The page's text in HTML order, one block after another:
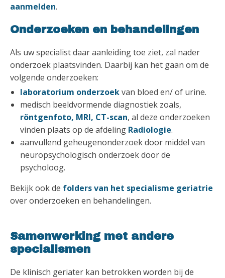
aanmelden.
Onderzoeken en behandelingen
Als uw specialist daar aanleiding toe ziet, zal nader
onderzoek plaatsvinden. Daarbij kan het gaan om de
volgende onderzoeken:
laboratorium onderzoekvan bloed en/ of urine.
medisch beeldvormende diagnostiek zoals,
röntgenfoto, MRI, CT-scan, al deze onderzoeken
vinden plaats op de afdeling Radiologie.
aanvullend geheugenonderzoek door middel van
neuropsychologisch onderzoek door de
psycholoog.
Bekijk ook de folders van het specialisme geriatrie
over onderzoeken en behandelingen.
Samenwerking met andere
specialismen
De klinisch geriater kan betrokken worden bij de